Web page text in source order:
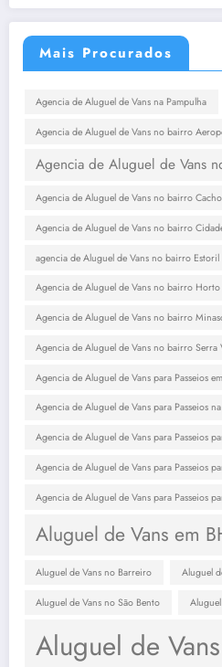
Mais Procurados
Agencia de Aluguel de Vans na Pampulha
Agencia de Aluguel de Vans no bairro
Agencia de Aluguel de Vans
Agencia de Aluguel de Vans no bairro
Agencia de Aluguel de Vans no bairro
agencia de Aluguel de Vans no bairro Estoril
Agencia de Aluguel de Vans no bairro Horto
Agencia de Aluguel de Vans no bairro
Agencia de Aluguel de Vans no bairro Serra
Agencia de Aluguel de Vans para Passeios
Agencia de Aluguel de Vans para Passeios
Agencia de Aluguel de Vans para Passeios
Agencia de Aluguel de Vans para Passeios
Agencia de Aluguel de Vans para Passeios
Aluguel de Vans em
Aluguel de Vans no Barreiro Aluguel
Aluguel de Vans no São Bento
Aluguel de